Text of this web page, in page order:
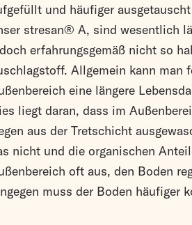
und häufiger
stresan® A, sind wesentlich
erfahrungsgemäß nicht so
Allgemein kann man
eine längere
liegt daran, dass im
aus der Tretschicht
nicht und die organischen
oft aus, den Boden
muss der Boden häufiger